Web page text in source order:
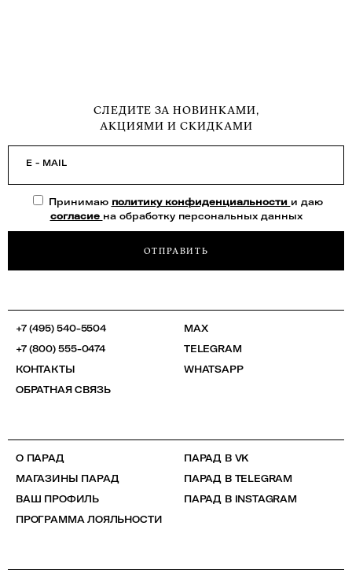
СЛЕДИТЕ ЗА НОВИНКАМИ,
АКЦИЯМИ И СКИДКАМИ
E - MAIL
Принимаю политику конфиденциальности и даю
согласие на обработку персональных данных
ОТПРАВИТЬ
+7 (495) 540-5504
+7 (800) 555-0474
КОНТАКТЫ
ОБРАТНАЯ СВЯЗЬ
MAX
TELEGRAM
WHATSAPP
О ПАРАД
МАГАЗИНЫ ПАРАД
ВАШ ПРОФИЛЬ
ПРОГРАММА ЛОЯЛЬНОСТИ
ПАРАД В VK
ПАРАД В TELEGRAM
ПАРАД В INSTAGRAM